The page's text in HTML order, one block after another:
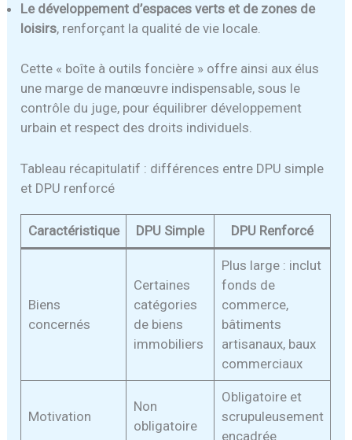
Le développement d’espaces verts et de zones de
loisirs, renforçant la qualité de vie locale.
Cette « boîte à outils foncière » offre ainsi aux élus
une marge de manœuvre indispensable, sous le
contrôle du juge, pour équilibrer développement
urbain et respect des droits individuels.
Tableau récapitulatif : différences entre DPU simple
et DPU renforcé
Caractéristique DPU Simple DPU Renforcé
Biens
concernés
Certaines
catégories
de biens
immobiliers
Plus large : inclut
fonds de
commerce,
bâtiments
artisanaux, baux
commerciaux
Motivation
Non
obligatoire
Obligatoire et
scrupuleusement
encadrée